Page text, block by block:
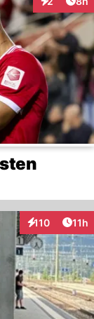
110
Interaktionen
11h